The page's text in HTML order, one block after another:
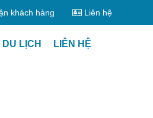
khách hàng Liên hệ
LỊCH LIÊN HỆ